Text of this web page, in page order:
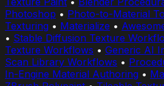
Photoshop • Photo-to-Material
Texturing • Materialize •
• Stable Diffusion Texture
Texture Workflows • Generic AI
Scan Library Workflows •
In-Engine Material Authoring •